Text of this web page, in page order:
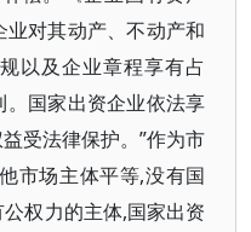
对其动产、不动产和
以及企业章程享有占
国家出资企业依法享
受法律保护。”作为市
市场主体平等,没有国
权力的主体,国家出资